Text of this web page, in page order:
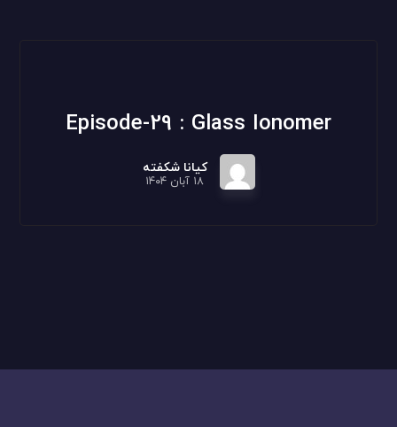
Episode-29 : Glass Ionomer
کیانا شکفته
۱۸ آبان ۱۴۰۴